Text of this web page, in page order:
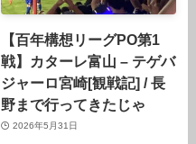
【百年構想リーグPO第1
戦】カターレ富山 – テゲバ
ジャーロ宮崎[観戦記] / 長
野まで行ってきたじゃ
2026年5月31日